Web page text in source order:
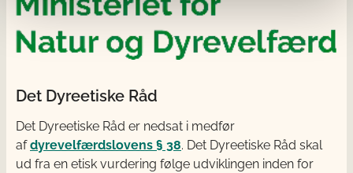
Det Dyreetiske Råd
Det Dyreetiske Råd er nedsat i medfør
afdyrevelfærdslovens § 38. Det Dyreetiske Råd skal
ud fra en etisk vurdering følge udviklingen inden for